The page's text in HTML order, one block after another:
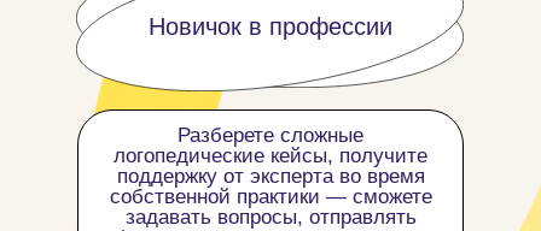
Новичок в профессии
Разберете сложные
логопедические кейсы, получите
поддержку от эксперта во время
собственной практики — сможете
задавать вопросы, отправлять